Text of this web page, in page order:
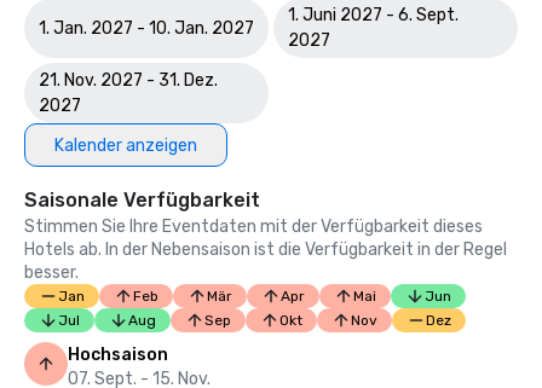
1. Jan. 2027 - 10. Jan. 2027
1. Juni 2027 - 6. Sept.
2027
21. Nov. 2027 - 31. Dez.
2027
Kalender anzeigen
Saisonale Verfügbarkeit
Stimmen Sie Ihre Eventdaten mit der Verfügbarkeit dieses
Hotels ab. In der Nebensaison ist die Verfügbarkeit in der Regel
besser.
Jan Feb Mär Apr Mai
Jun
Jul
Aug Sep Okt Nov Dez
Hochsaison
07. Sept. - 15. Nov.